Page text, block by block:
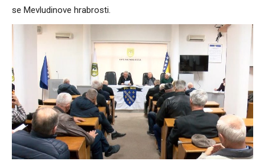
se Mevludinove hrabrosti.